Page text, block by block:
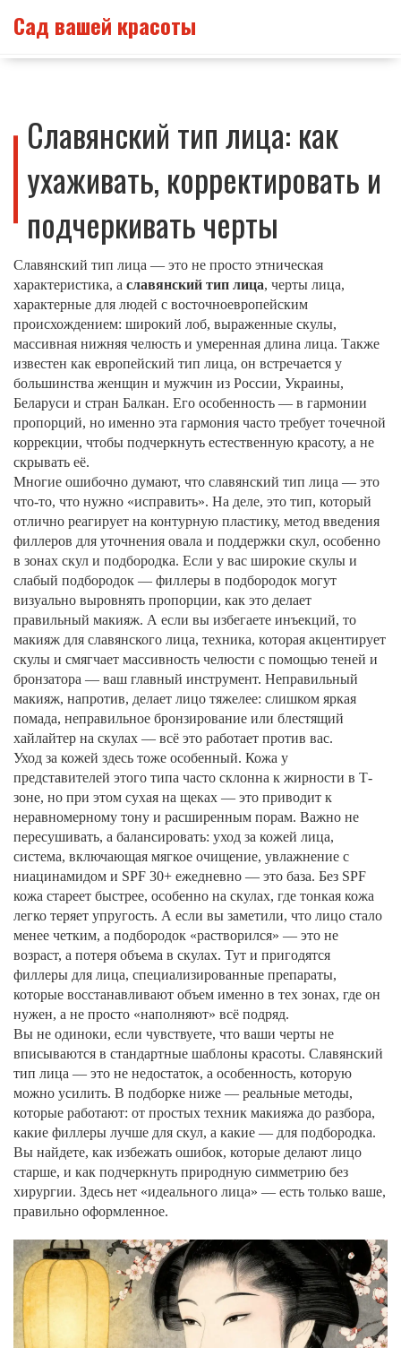
Сад вашей красоты
Славянский тип лица: как
ухаживать, корректировать и
подчеркивать черты
Славянский тип лица — это не просто этническая
характеристика, а славянский тип лица, черты лица,
характерные для людей с восточноевропейским
происхождением: широкий лоб, выраженные скулы,
массивная нижняя челюсть и умеренная длина лица. Также
известен как европейский тип лица, он встречается у
большинства женщин и мужчин из России, Украины,
Беларуси и стран Балкан. Его особенность — в гармонии
пропорций, но именно эта гармония часто требует точечной
коррекции, чтобы подчеркнуть естественную красоту, а не
скрывать её.
Многие ошибочно думают, что славянский тип лица — это
что-то, что нужно «исправить». На деле, это тип, который
отлично реагирует на контурную пластику, метод введения
филлеров для уточнения овала и поддержки скул, особенно
в зонах скул и подбородка. Если у вас широкие скулы и
слабый подбородок — филлеры в подбородок могут
визуально выровнять пропорции, как это делает
правильный макияж. А если вы избегаете инъекций, то
макияж для славянского лица, техника, которая акцентирует
скулы и смягчает массивность челюсти с помощью теней и
бронзатора — ваш главный инструмент. Неправильный
макияж, напротив, делает лицо тяжелее: слишком яркая
помада, неправильное бронзирование или блестящий
хайлайтер на скулах — всё это работает против вас.
Уход за кожей здесь тоже особенный. Кожа у
представителей этого типа часто склонна к жирности в Т-
зоне, но при этом сухая на щеках — это приводит к
неравномерному тону и расширенным порам. Важно не
пересушивать, а балансировать: уход за кожей лица,
система, включающая мягкое очищение, увлажнение с
ниацинамидом и SPF 30+ ежедневно — это база. Без SPF
кожа стареет быстрее, особенно на скулах, где тонкая кожа
легко теряет упругость. А если вы заметили, что лицо стало
менее четким, а подбородок «растворился» — это не
возраст, а потеря объема в скулах. Тут и пригодятся
филлеры для лица, специализированные препараты,
которые восстанавливают объем именно в тех зонах, где он
нужен, а не просто «наполняют» всё подряд.
Вы не одиноки, если чувствуете, что ваши черты не
вписываются в стандартные шаблоны красоты. Славянский
тип лица — это не недостаток, а особенность, которую
можно усилить. В подборке ниже — реальные методы,
которые работают: от простых техник макияжа до разбора,
какие филлеры лучше для скул, а какие — для подбородка.
Вы найдете, как избежать ошибок, которые делают лицо
старше, и как подчеркнуть природную симметрию без
хирургии. Здесь нет «идеального лица» — есть только ваше,
правильно оформленное.